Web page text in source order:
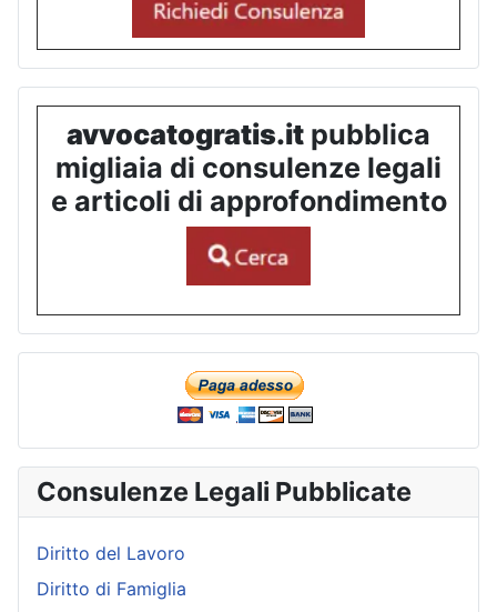
avvocatogratis.it pubblica
migliaia di consulenze legali
e articoli di approfondimento
Consulenze Legali Pubblicate
Diritto del Lavoro
Diritto di Famiglia